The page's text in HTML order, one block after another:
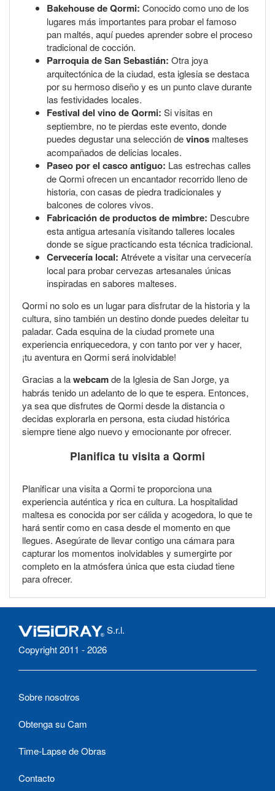
Bakehouse de Qormi: Conocido como uno de los
lugares más importantes para probar el famoso
pan maltés, aquí puedes aprender sobre el proceso
tradicional de cocción.
Parroquia de San Sebastián: Otra joya
arquitectónica de la ciudad, esta iglesia se destaca
por su hermoso diseño y es un punto clave durante
las festividades locales.
Festival del vino de Qormi: Si visitas en
septiembre, no te pierdas este evento, donde
puedes degustar una selección devinos malteses
acompañados de delicias locales.
Paseo por el casco antiguo: Las estrechas calles
de Qormi ofrecen un encantador recorrido lleno de
historia, con casas de piedra tradicionales y
balcones de colores vivos.
Fabricación de productos de mimbre: Descubre
esta antigua artesanía visitando talleres locales
donde se sigue practicando esta técnica tradicional.
Cervecería local: Atrévete a visitar una cervecería
local para probar cervezas artesanales únicas
inspiradas en sabores malteses.
Qormi no solo es un lugar para disfrutar de la historia y la
cultura, sino también un destino donde puedes deleitar tu
paladar. Cada esquina de la ciudad promete una
experiencia enriquecedora, y con tanto por ver y hacer,
¡tu aventura en Qormi será inolvidable!
Gracias a lawebcamde la Iglesia de San Jorge, ya
habrás tenido un adelanto de lo que te espera. Entonces,
ya sea que disfrutes de Qormi desde la distancia o
decidas explorarla en persona, esta ciudad histórica
siempre tiene algo nuevo y emocionante por ofrecer.
Planifica tu visita a Qormi
Planificar una visita a Qormi te proporciona una
experiencia auténtica y rica en cultura. La hospitalidad
maltesa es conocida por ser cálida y acogedora, lo que te
hará sentir como en casa desde el momento en que
llegues. Asegúrate de llevar contigo una cámara para
capturar los momentos inolvidables y sumergirte por
completo en la atmósfera única que esta ciudad tiene
para ofrecer.
S.r.l.
Copyright 2011 - 2026
Sobre nosotros
Obtenga su Cam
Time-Lapse de Obras
Contacto